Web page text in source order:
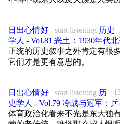
李鸿章（1823—1901）：晚清核心重
尼古拉·穆拉维约夫（Nikolay
东西伯利亚总督，俄国远东领土扩张
《瑷珲条约》，大幅拓展俄国远东疆
修建远东铁路体系奠定了重要基础。
师。一战期间作为奥匈帝国军人参战
营。1918 年，他沿西伯利亚大铁路伺
海。此后近三十年扎根上海独立执业
筑风格，一生设计百余栋建筑，代表
伦特逝世后，整理、编辑并推动出版
刘擎：华东师范大学紫江特聘教授，
想史，知名公共思想学者。代表作有
决的时刻》《纷争的年代》《2000 年
【推荐收听】Vol.111 重读阿伦特：不
商务合作：info@owsfoundation.com
出品方：单向街基金会
学教授，著有《公正》《反对完美：
漫派先驱诗人，兼具哲学思辨气质，
布莱士·帕斯卡（Blaise Pascal，
家、哲学家，提出"人是会思考的苇草
小，又肯定心智的伟大。
得主，著有《莫失莫忘》《克拉拉与
论"亚人"与人性边界的文学参照。
荀子（约前313—前238）：战国末期
爱新觉罗·多尔衮（睿亲王，
京，受封叔父摄政王，主持清初统一
故，后追夺又平反复爵。
袁崇焕（1584—1630）明末军事将领
巡关，受孙承宗器重，主持修筑宁远
临京师，被疑通敌下狱，三年（1630
徐光启（1562—1633）明末科学家、
二年进士，官至礼部尚书兼东阁大学
日出心情好 start listening 历史
学人 - Vol.81 恶土：1930年代
正统的历史叙事之外肯定有很
它们才是更有意思的。
日出心情好 start listening 历
史学人 - Vol.79 冷战与冠军：
体育政治化看来不光是东大独